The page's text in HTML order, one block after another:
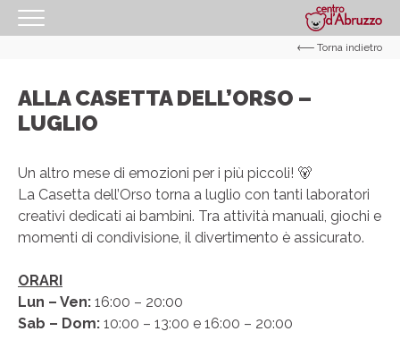
IL CENTRO
I NOSTRI ORARI
PROMOZIONI
EVENTI
I NOSTRI SERVIZI
Torna indietro
ALLA CASETTA DELL’ORSO –
LUGLIO
Un altro mese di emozioni per i più piccoli! 🐻
La Casetta dell’Orso torna a luglio con tanti laboratori
creativi dedicati ai bambini. Tra attività manuali, giochi e
momenti di condivisione, il divertimento è assicurato.
ORARI
Lun – Ven: 16:00 – 20:00
Sab – Dom: 10:00 – 13:00 e 16:00 – 20:00